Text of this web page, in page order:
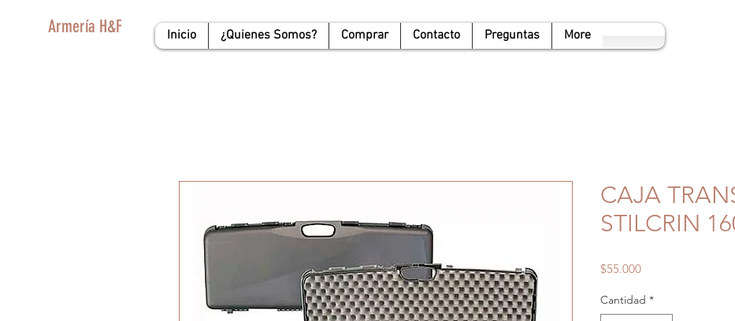
Armería H&F Inicio ¿Quienes Somos? Comprar Contacto Preguntas More
CAJA
STILCRIN
$55.000Precio
Cantidad *